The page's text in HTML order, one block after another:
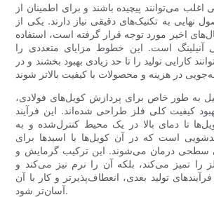
اغلب می‌توانند پیچیده باشند و برای اطمینان از
نهایی به تکنیک‌های دقیقی نیاز دارند. یکی از
اخیر مورد توجه قرار گرفته است، استفاده
است. این خطوط مزایای متعددی را
کارایی تولید را تا حد زیادی بهبود بخشند و در
به طور خاص برای پردازش کویل‌های فولادی،
کیفیت کلی فلز طراحی شده‌اند. این فرآیند
تا دمای بالا در یک محیط کنترل‌شده و به
است که در آن کویل‌ها با اسیدها برای
سطحی درمان می‌شوند. این ترکیب گرمایش و
را تمیز می‌کند، بلکه آن را نرم نیز می‌کند و
تولید بعدی، انعطاف‌پذیرتر و کار با آن
آسان‌تر شود.